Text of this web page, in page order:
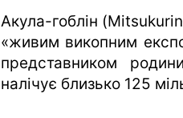
Акула-гоблін
«живим викопним
представником
налічує близько 125